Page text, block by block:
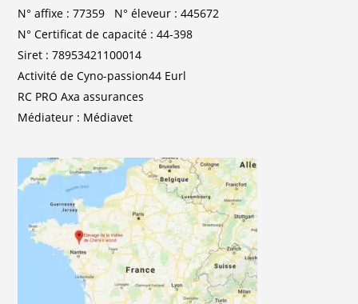
N° affixe : 77359 N° éleveur : 445672
N° Certificat de capacité : 44-398
Siret : 78953421100014
Activité de Cyno-passion44 Eurl
RC PRO Axa assurances
Médiateur : Médiavet